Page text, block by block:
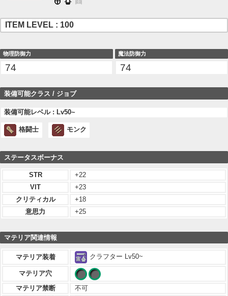
ITEM LEVEL : 100
物理防御力
74
魔法防御力
74
装備可能クラス / ジョブ
装備可能レベル : Lv50~
格闘士 モンク
ステータスボーナス
STR
+22
VIT
+23
クリティカル
+18
意思力
+25
マテリア関連情報
マテリア装着 クラフター Lv50~
マテリア穴
マテリア禁断
不可